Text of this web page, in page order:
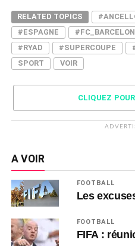
RELATED TOPICS
#ESPAGNE
#RYAD
#SUPERCOUPE
SPORT
VOIR
CLIQUEZ
A VOIR
FOOTBALL
Les
FOOTBALL
FIFA :